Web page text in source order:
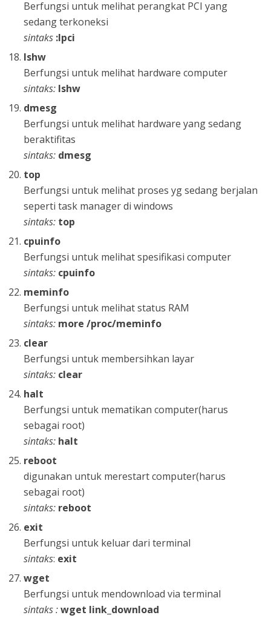
Berfungsi untuk melihat perangkat PCI yang
sedang terkoneksi
sintaks :lpci
lshw
Berfungsi untuk melihat hardware computer
sintaks: lshw
dmesg
Berfungsi untuk melihat hardware yang sedang
beraktifitas
sintaks: dmesg
top
Berfungsi untuk melihat proses yg sedang berjalan
seperti task manager di windows
sintaks: top
cpuinfo
Berfungsi untuk melihat spesifikasi computer
sintaks: cpuinfo
meminfo
Berfungsi untuk melihat status RAM
sintaks: more /proc/meminfo
clear
Berfungsi untuk membersihkan layar
sintaks: clear
halt
Berfungsi untuk mematikan computer(harus
sebagai root)
sintaks: halt
reboot
digunakan untuk merestart computer(harus
sebagai root)
sintaks: reboot
exit
Berfungsi untuk keluar dari terminal
sintaks: exit
wget
Berfungsi untuk mendownload via terminal
sintaks :wget link_download